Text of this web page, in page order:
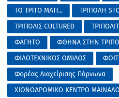
ΤΟ ΤΡΙΤΟ ΜΑΤΙ...
ΤΡΙΠΟΛΗ
ΤΡΙΠΟΛΙΣ CULTURED
ΦΑΓΗΤΟ
ΦΘΗΝΑ ΣΤΗΝ
ΦΙΛΟΤΕΧΝΙΚΟΣ ΟΜΙΛΟΣ
Φορέας Διαχείρισης Πάρνωνα
ΧΙΟΝΟΔΡΟΜΙΚΟ ΚΕΝΤΡΟ